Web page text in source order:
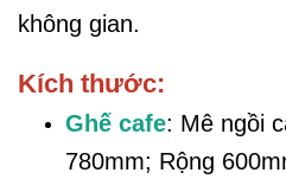
không gian.
Kích thước:
Ghế cafe: Mê ngồi
780mm; Rộng